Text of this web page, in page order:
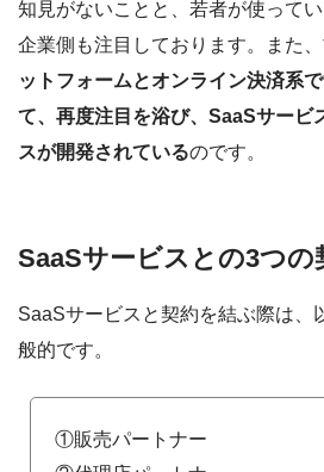
知見がないことと、若者が使って
企業側も注目しております。また
ットフォームとオンライン決済系
て、再度注目を浴び、SaaSサービ
スが開発されているのです。
SaaSサービスとの3つの
SaaSサービスと契約を結ぶ際は、
般的です。
①販売パートナー